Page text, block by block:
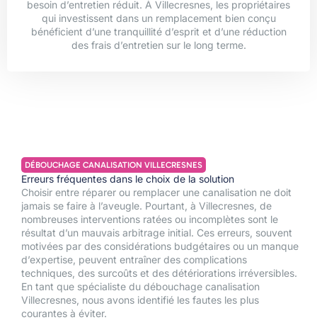
besoin d’entretien réduit. À Villecresnes, les propriétaires
qui investissent dans un remplacement bien conçu
bénéficient d’une tranquillité d’esprit et d’une réduction
des frais d’entretien sur le long terme.
DÉBOUCHAGE CANALISATION VILLECRESNES
Erreurs fréquentes dans le choix de la solution
Choisir entre réparer ou remplacer une canalisation ne doit
jamais se faire à l’aveugle. Pourtant, à Villecresnes, de
nombreuses interventions ratées ou incomplètes sont le
résultat d’un mauvais arbitrage initial. Ces erreurs, souvent
motivées par des considérations budgétaires ou un manque
d’expertise, peuvent entraîner des complications
techniques, des surcoûts et des détériorations irréversibles.
En tant que spécialiste du débouchage canalisation
Villecresnes, nous avons identifié les fautes les plus
courantes à éviter.